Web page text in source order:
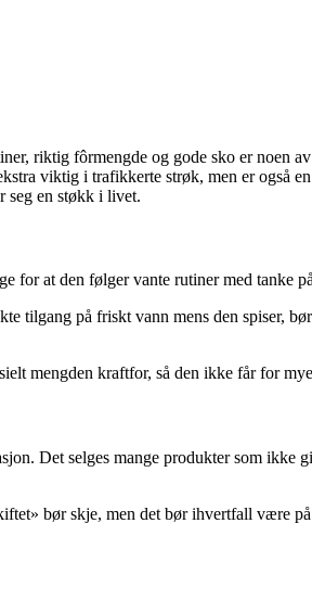
riktig fôrmengde og gode sko er noen
viktig i trafikkerte strøk, men er også
seg en støkk i livet.
for at den følger vante rutiner med tanke
tilgang på friskt vann mens den spiser,
mengden kraftfor, så den ikke får for
Det selges mange produkter som ikke
bør skje, men det bør ihvertfall være